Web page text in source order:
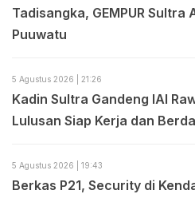
Tadisangka, GEMPUR Sultra
Puuwatu
5 Agustus 2026 | 21:26
Kadin Sultra Gandeng IAI
Lulusan Siap Kerja dan
5 Agustus 2026 | 19:43
Berkas P21, Security di